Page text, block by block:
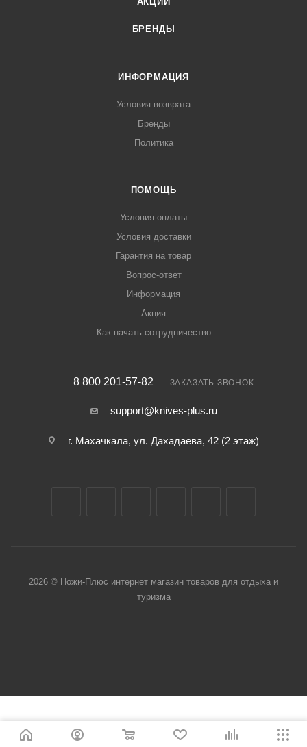
БРЕНДЫ
ИНФОРМАЦИЯ
Условия возврата
Бренды
Политика
ПОМОЩЬ
Условия оплаты
Условия доставки
Гарантия на товар
Вопрос-ответ
Информация
Акция
Как начать сотрудничество
8 800 201-57-82 ЗАКАЗАТЬ ЗВОНОК
support@knives-plus.ru
г. Махачкала, ул. Дахадаева, 42 (2 этаж)
2026 © Ножи-Плюс интернет магазин товаров для отдыха и
туризма